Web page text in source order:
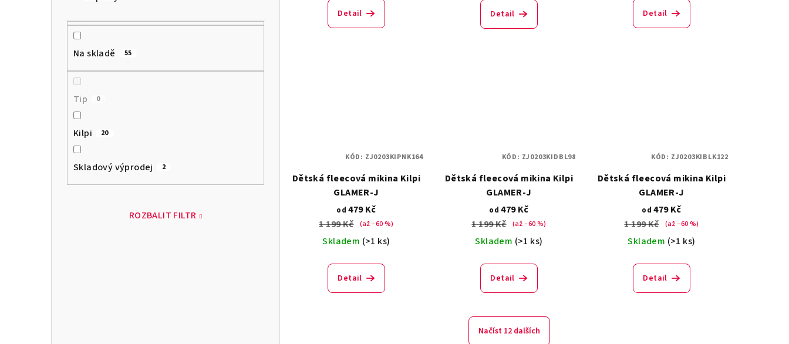
Na skladě 55
Tip 0
Kilpi 20
Skladový výprodej 2
ROZBALIT FILTR
Detail Detail Detail
Dětská fleecová mikina Kilpi
GLAMER-J
od 479 Kč
1 199 Kč
(až –60 %)
Skladem (>1 ks)
Detail
KÓD: ZJ0203KIPNK164
Dětská fleecová mikina Kilpi
GLAMER-J
od 479 Kč
1 199 Kč
(až –60 %)
Skladem (>1 ks)
Detail
KÓD: ZJ0203KIDBL98
Dětská fleecová mikina Kilpi
GLAMER-J
od 479 Kč
1 199 Kč
(až –60 %)
Skladem (>1 ks)
Detail
KÓD: ZJ0203KIBLK122
Načíst 12 dalších